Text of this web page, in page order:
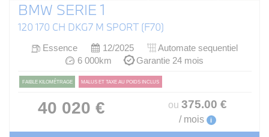
BMW SERIE 1
120 170 CH DKG7 M SPORT (F70)
Essence 12/2025
Automate sequentiel
6 000km
Garantie 24 mois
FAIBLE KILOMÉTRAGE MALUS ET TAXE AU POIDS INCLUS
40 020 € ou 375.00 €
/ mois i